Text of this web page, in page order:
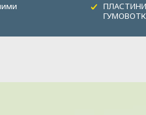
ПЛАСТИНИ